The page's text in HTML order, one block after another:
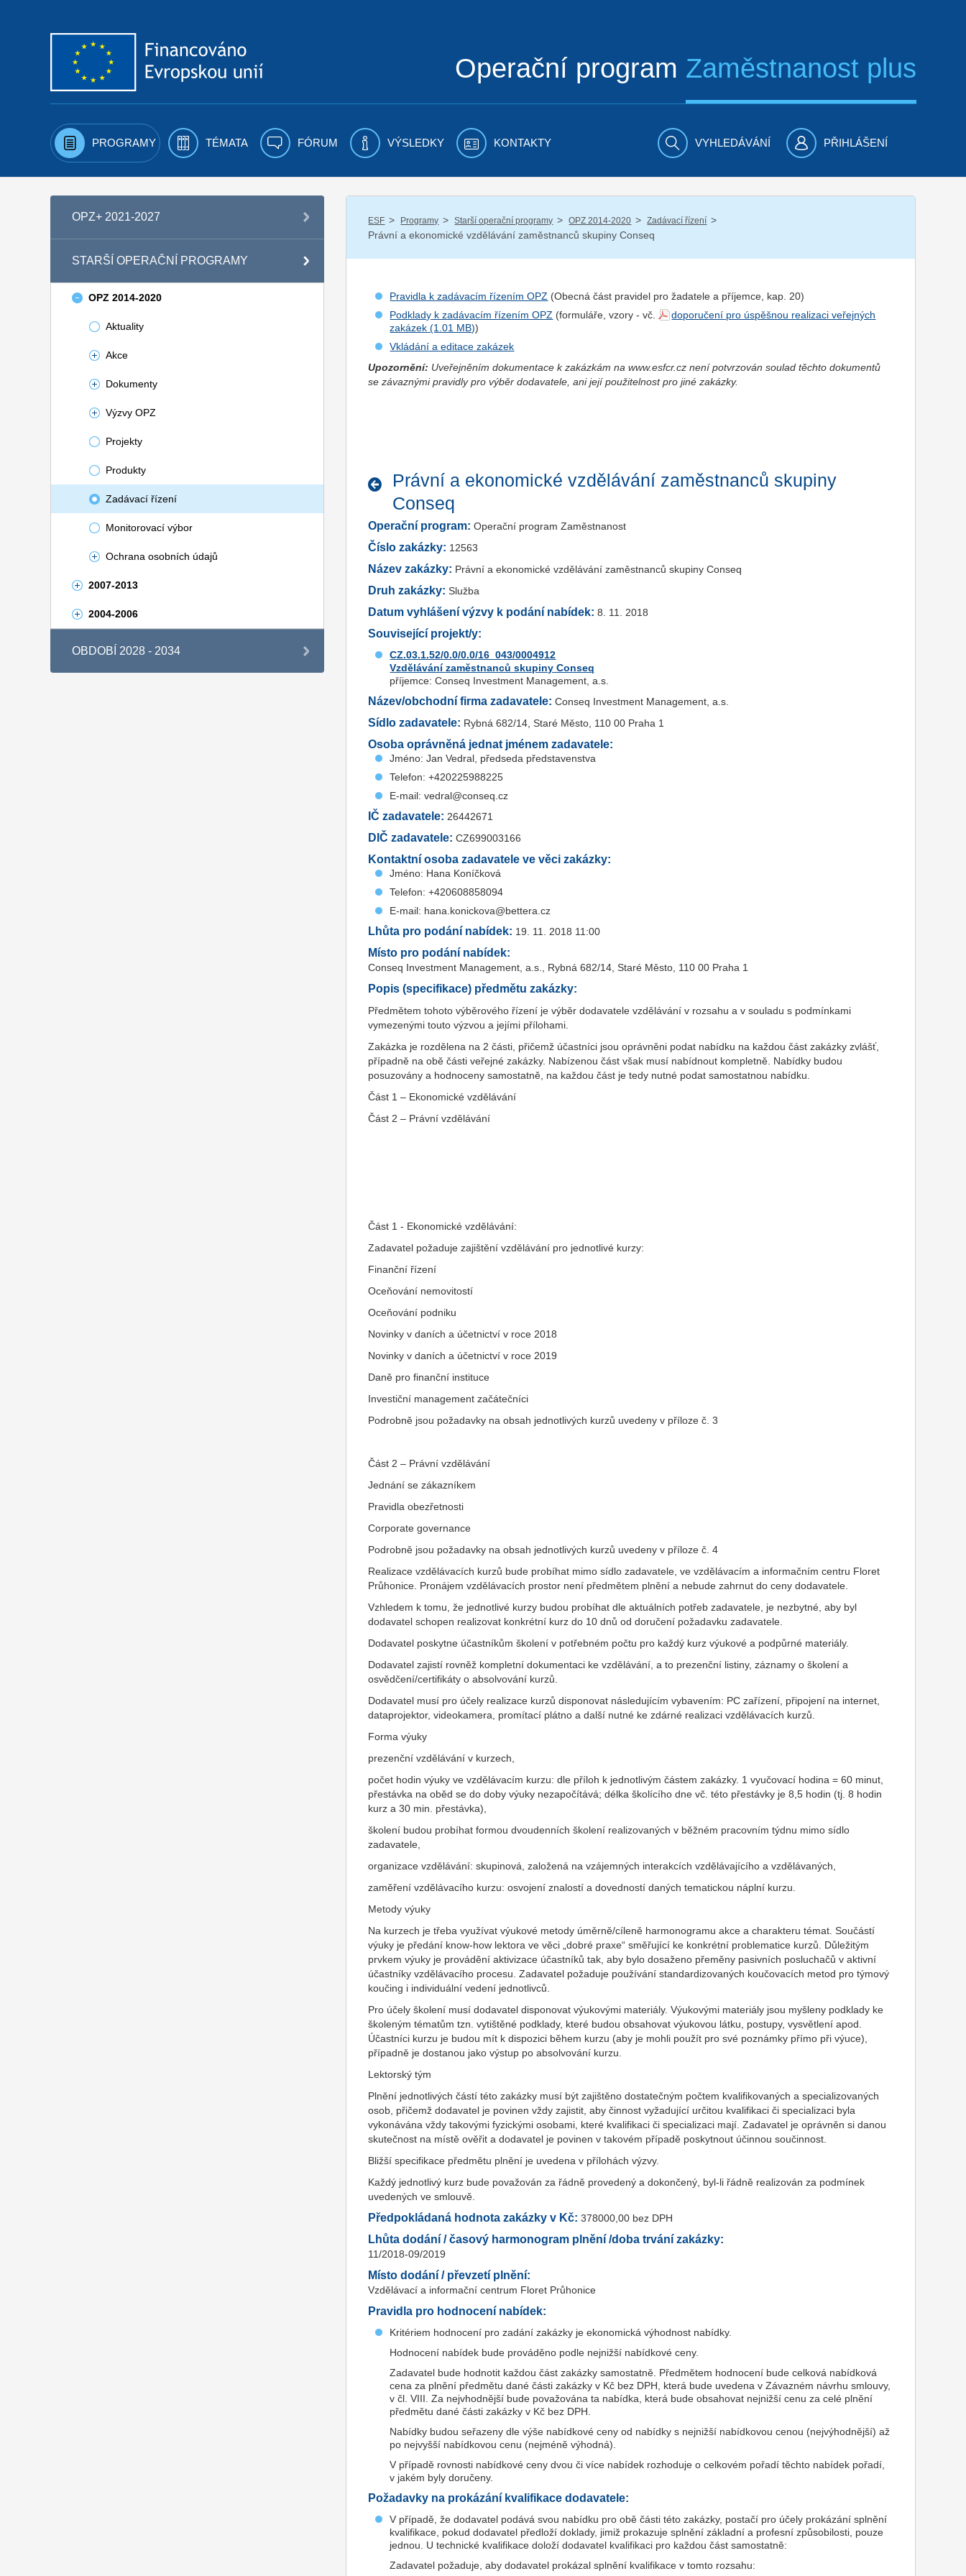
Operační program Zaměstnanost plus
PROGRAMY TÉMATA FÓRUM VÝSLEDKY KONTAKTY VYHLEDÁVÁNÍ PŘIHLÁŠENÍ
OPZ+ 2021-2027
STARŠÍ OPERAČNÍ PROGRAMY
OPZ 2014-2020
Aktuality
Akce
Dokumenty
Výzvy OPZ
Projekty
Produkty
Zadávací řízení
Monitorovací výbor
Ochrana osobních údajů
2007-2013
2004-2006
OBDOBÍ 2028 - 2034
ESF / Programy / Starší operační programy / OPZ 2014-2020 / Zadávací řízení /
Právní a ekonomické vzdělávání zaměstnanců skupiny Conseq
Pravidla k zadávacím řízením OPZ (Obecná část pravidel prožadatele a příjemce , kap. 20)
Podklady k zadávacím řízením OPZ (formuláře, vzory - vč.
doporučení pro úspěšnou realizaci veřejných
zakázek
)
Vkládání a editace zakázek
Upozornění: Uveřejněním dokumentace k zakázkám na www.esfcr.cz není potvrzován soulad těchto dokumentů
se závaznými pravidly pro výběr dodavatele, ani její použitelnost pro jiné zakázky.
Právní a ekonomické vzdělávání zaměstnanců skupiny
Conseq
Operační program: Operační program Zaměstnanost
Číslo zakázky: 12563
Název zakázky: Právní a ekonomické vzdělávání zaměstnanců skupiny Conseq
Druh zakázky: Služba
Datum vyhlášení výzvy k podání nabídek: 8. 11. 2018
Související projekt/y:
CZ.03.1.52/0.0/0.0/16_043/0004912
Vzdělávání zaměstnanců skupiny Conseq
příjemce: Conseq Investment Management, a.s.
Název/obchodní firma zadavatele: Conseq Investment Management, a.s.
Sídlo zadavatele: Rybná 682/14, Staré Město, 110 00 Praha 1
Osoba oprávněná jednat jménem zadavatele:
Jméno: Jan Vedral, předseda představenstva
Telefon: +420225988225
E-mail: vedral@conseq.cz
IČ zadavatele: 26442671
DIČ zadavatele: CZ699003166
Kontaktní osoba zadavatele ve věci zakázky:
Jméno: Hana Koníčková
Telefon: +420608858094
E-mail: hana.konickova@bettera.cz
Lhůta pro podání nabídek: 19. 11. 2018 11:00
Místo pro podání nabídek:
Conseq Investment Management, a.s., Rybná 682/14, Staré Město, 110 00 Praha 1
Popis (specifikace) předmětu zakázky:
Předmětem tohoto výběrového řízení je výběr dodavatele vzdělávání v rozsahu a v souladu s podmínkami
vymezenými touto výzvou a jejími přílohami.
Zakázka je rozdělena na 2 části, přičemž účastníci jsou oprávněni podat nabídku na každou část zakázky zvlášť,
případně na obě části veřejné zakázky. Nabízenou část však musí nabídnout kompletně. Nabídky budou
posuzovány a hodnoceny samostatně, na každou část je tedy nutné podat samostatnou nabídku.
Část 1 – Ekonomické vzdělávání
Část 2 – Právní vzdělávání
Část 1 - Ekonomické vzdělávání:
Zadavatel požaduje zajištění vzdělávání pro jednotlivé kurzy:
Finanční řízení
Oceňování nemovitostí
Oceňování podniku
Novinky v daních a účetnictví v roce 2018
Novinky v daních a účetnictví v roce 2019
Daně pro finanční instituce
Investiční management začátečníci
Podrobně jsou požadavky na obsah jednotlivých kurzů uvedeny v příloze č. 3
Část 2 – Právní vzdělávání
Jednání se zákazníkem
Pravidla obezřetnosti
Corporate governance
Podrobně jsou požadavky na obsah jednotlivých kurzů uvedeny v příloze č. 4
Realizace vzdělávacích kurzů bude probíhat mimo sídlo zadavatele, ve vzdělávacím a informačním centru Floret
Průhonice. Pronájem vzdělávacích prostor není předmětem plnění a nebude zahrnut do ceny dodavatele.
Vzhledem k tomu, že jednotlivé kurzy budou probíhat dle aktuálních potřeb zadavatele, je nezbytné, aby byl
dodavatel schopen realizovat konkrétní kurz do 10 dnů od doručení požadavku zadavatele.
Dodavatel poskytne účastníkům školení v potřebném počtu pro každý kurz výukové a podpůrné materiály.
Dodavatel zajistí rovněž kompletní dokumentaci ke vzdělávání, a to prezenční listiny, záznamy o školení a
osvědčení/certifikáty o absolvování kurzů.
Dodavatel musí pro účely realizace kurzů disponovat následujícím vybavením: PC zařízení, připojení na internet,
dataprojektor, videokamera, promítací plátno a další nutné ke zdárné realizaci vzdělávacích kurzů.
Forma výuky
prezenční vzdělávání v kurzech,
počet hodin výuky ve vzdělávacím kurzu: dle příloh k jednotlivým částem zakázky. 1 vyučovací hodina = 60 minut,
přestávka na oběd se do doby výuky nezapočítává; délka školícího dne vč. této přestávky je 8,5 hodin (tj. 8 hodin
kurz a 30 min. přestávka),
školení budou probíhat formou dvoudenních školení realizovaných v běžném pracovním týdnu mimo sídlo
zadavatele,
organizace vzdělávání: skupinová, založená na vzájemných interakcích vzdělávajícího a vzdělávaných,
zaměření vzdělávacího kurzu: osvojení znalostí a dovedností daných tematickou náplní kurzu.
Metody výuky
Na kurzech je třeba využívat výukové metody úměrně/cíleně harmonogramu akce a charakteru témat. Součástí
výuky je předání know-how lektora ve věci „dobré praxe“ směřující ke konkrétní problematice kurzů. Důležitým
prvkem výuky je provádění aktivizace účastníků tak, aby bylo dosaženo přeměny pasivních posluchačů v aktivní
účastníky vzdělávacího procesu. Zadavatel požaduje používání standardizovaných koučovacích metod pro týmový
koučing i individuální vedení jednotlivců.
Pro účely školení musí dodavatel disponovat výukovými materiály. Výukovými materiály jsou myšleny podklady ke
školeným tématům tzn. vytištěné podklady, které budou obsahovat výukovou látku, postupy, vysvětlení apod.
Účastníci kurzu je budou mít k dispozici během kurzu (aby je mohli použít pro své poznámky přímo při výuce),
případně je dostanou jako výstup po absolvování kurzu.
Lektorský tým
Plnění jednotlivých částí této zakázky musí být zajištěno dostatečným počtem kvalifikovaných a specializovaných
osob, přičemž dodavatel je povinen vždy zajistit, aby činnost vyžadující určitou kvalifikaci či specializaci byla
vykonávána vždy takovými fyzickými osobami, které kvalifikaci či specializaci mají. Zadavatel je oprávněn si danou
skutečnost na místě ověřit a dodavatel je povinen v takovém případě poskytnout účinnou součinnost.
Bližší specifikace předmětu plnění je uvedena v přílohách výzvy.
Každý jednotlivý kurz bude považován za řádně provedený a dokončený, byl-li řádně realizován za podmínek
uvedených ve smlouvě.
Předpokládaná hodnota zakázky v Kč: 378000,00 bez DPH
Lhůta dodání / časový harmonogram plnění /doba trvání zakázky:
11/2018-09/2019
Místo dodání / převzetí plnění:
Vzdělávací a informační centrum Floret Průhonice
Pravidla pro hodnocení nabídek:
Kritériem hodnocení pro zadání zakázky je ekonomická výhodnost nabídky.
Hodnocení nabídek bude prováděno podle nejnižší nabídkové ceny.
Zadavatel bude hodnotit každou část zakázky samostatně. Předmětem hodnocení bude celková nabídková
cena za plnění předmětu dané části zakázky v Kč bez DPH, která bude uvedena v Závazném návrhu smlouvy,
v čl. VIII. Za nejvhodnější bude považována ta nabídka, která bude obsahovat nejnižší cenu za celé plnění
předmětu dané části zakázky v Kč bez DPH.
Nabídky budou seřazeny dle výše nabídkové ceny od nabídky s nejnižší nabídkovou cenou (nejvýhodnější) až
po nejvyšší nabídkovou cenu (nejméně výhodná).
V případě rovnosti nabídkové ceny dvou či více nabídek rozhoduje o celkovém pořadí těchto nabídek pořadí,
v jakém byly doručeny.
Požadavky na prokázání kvalifikace dodavatele:
V případě, že dodavatel podává svou nabídku pro obě části této zakázky, postačí pro účely prokázání splnění
kvalifikace, pokud dodavatel předloží doklady, jimiž prokazuje splnění základní a profesní způsobilosti, pouze
jednou. U technické kvalifikace doloží dodavatel kvalifikaci pro každou část samostatně:
Zadavatel požaduje, aby dodavatel prokázal splnění kvalifikace v tomto rozsahu: